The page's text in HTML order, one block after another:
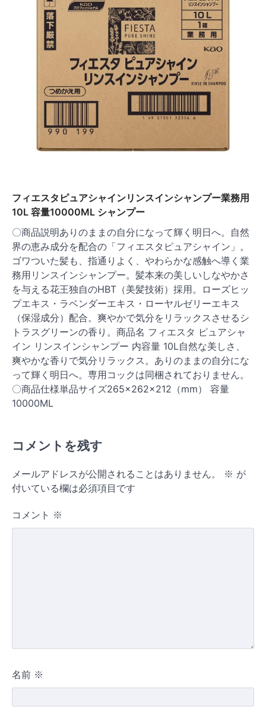
フィエスタピュアシャインリンスインシャンプー業務用
10L 容量10000ML シャンプー
〇商品説明ありのままの自分になって輝く明日へ。自然
界の恵み成分を配合の「フィエスタピュアシャイン」。
ゴワついた髪も、指通りよく、やわらかな感触へ導く業
務用リンスインシャンプー。髪本来の美しいしなやかさ
を与える花王独自のHBT（美髪技術）採用。ローズヒッ
プエキス・ラベンダーエキス・ローヤルゼリーエキス
（保湿成分）配合。爽やかで気分をリラックスさせるシ
トラスグリーンの香り。商品名 フィエスタ ピュアシャ
イン リンスインシャンプー 内容量 10L自然な美しさ、
爽やかな香りで気分リラックス。ありのままの自分にな
って輝く明日へ。専用コックは同梱されておりません。
〇商品仕様単品サイズ265×262×212（mm） 容量
10000ML
コメントを残す
メールアドレスが公開されることはありません。 ※ が
付いている欄は必須項目です
コメント ※
名前 ※